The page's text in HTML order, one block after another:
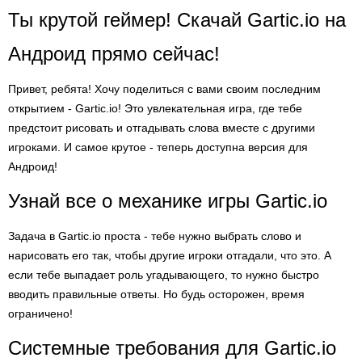
Ты крутой геймер! Скачай Gartic.io на
Андроид прямо сейчас!
Привет, ребята! Хочу поделиться с вами своим последним
открытием - Gartic.io! Это увлекательная игра, где тебе
предстоит рисовать и отгадывать слова вместе с другими
игроками. И самое крутое - теперь доступна версия для
Андроид!
Узнай все о механике игры Gartic.io
Задача в Gartic.io проста - тебе нужно выбрать слово и
нарисовать его так, чтобы другие игроки отгадали, что это. А
если тебе выпадает роль угадывающего, то нужно быстро
вводить правильные ответы. Но будь осторожен, время
ограничено!
Системные требования для Gartic.io